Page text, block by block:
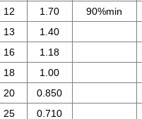
12
1.70 90%min
13
1.40
16
1.18
18
1.00
20
0.850
25
0.710